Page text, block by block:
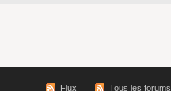
Flux Tous les forums